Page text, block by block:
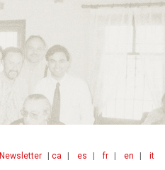
ca es fr en it
Newsletter